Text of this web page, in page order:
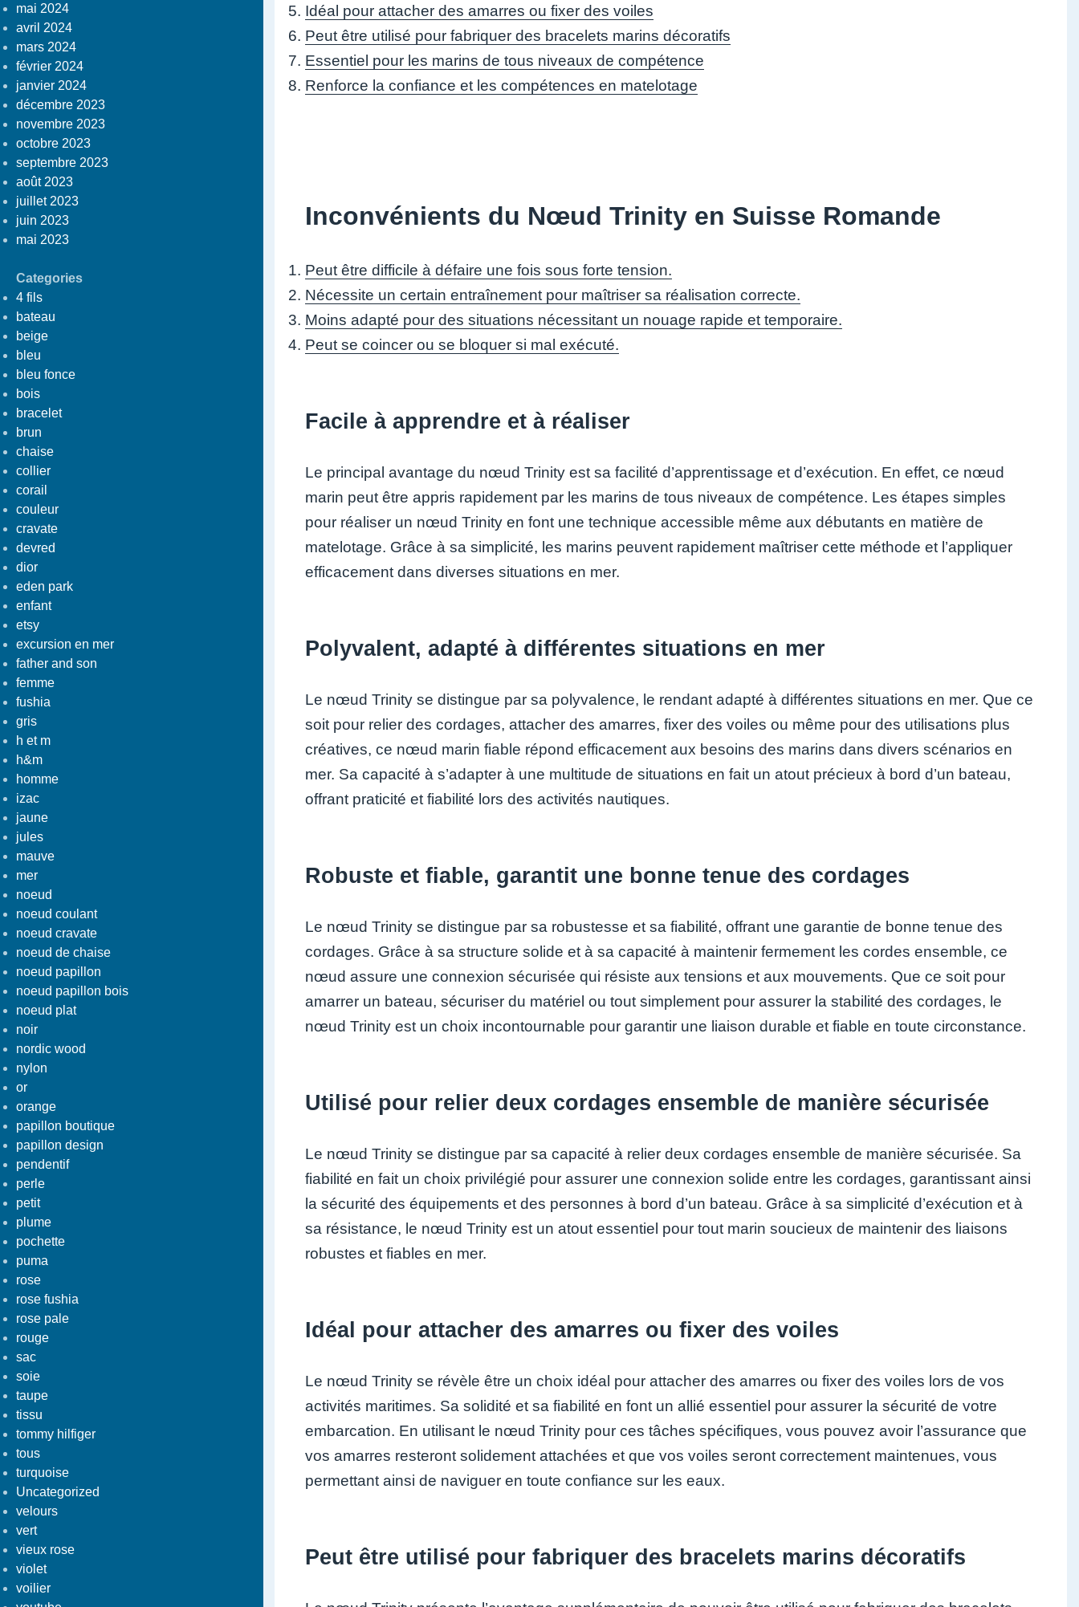
mai 2024
avril 2024
mars 2024
février 2024
janvier 2024
décembre 2023
novembre 2023
octobre 2023
septembre 2023
août 2023
juillet 2023
juin 2023
mai 2023
Categories
4 fils
bateau
beige
bleu
bleu fonce
bois
bracelet
brun
chaise
collier
corail
couleur
cravate
devred
dior
eden park
enfant
etsy
excursion en mer
father and son
femme
fushia
gris
h et m
h&m
homme
izac
jaune
jules
mauve
mer
noeud
noeud coulant
noeud cravate
noeud de chaise
noeud papillon
noeud papillon bois
noeud plat
noir
nordic wood
nylon
or
orange
papillon boutique
papillon design
pendentif
perle
petit
plume
pochette
puma
rose
rose fushia
rose pale
rouge
sac
soie
taupe
tissu
tommy hilfiger
tous
turquoise
Uncategorized
velours
vert
vieux rose
violet
voilier
Idéal pour attacher des amarres ou fixer des voiles
Peut être utilisé pour fabriquer des bracelets marins décoratifs
Essentiel pour les marins de tous niveaux de compétence
Renforce la confiance et les compétences en matelotage
Inconvénients du Nœud Trinity en Suisse Romande
Peut être difficile à défaire une fois sous forte tension.
Nécessite un certain entraînement pour maîtriser sa réalisation correcte.
Moins adapté pour des situations nécessitant un nouage rapide et temporaire.
Peut se coincer ou se bloquer si mal exécuté.
Facile à apprendre et à réaliser
Le principal avantage du nœud Trinity est sa facilité d’apprentissage et d’exécution. En effet, ce nœud
marin peut être appris rapidement par les marins de tous niveaux de compétence. Les étapes simples
pour réaliser un nœud Trinity en font une technique accessible même aux débutants en matière de
matelotage. Grâce à sa simplicité, les marins peuvent rapidement maîtriser cette méthode et l’appliquer
efficacement dans diverses situations en mer.
Polyvalent, adapté à différentes situations en mer
Le nœud Trinity se distingue par sa polyvalence, le rendant adapté à différentes situations en mer. Que ce
soit pour relier des cordages, attacher des amarres, fixer des voiles ou même pour des utilisations plus
créatives, ce nœud marin fiable répond efficacement aux besoins des marins dans divers scénarios en
mer. Sa capacité à s’adapter à une multitude de situations en fait un atout précieux à bord d’un bateau,
offrant praticité et fiabilité lors des activités nautiques.
Robuste et fiable, garantit une bonne tenue des cordages
Le nœud Trinity se distingue par sa robustesse et sa fiabilité, offrant une garantie de bonne tenue des
cordages. Grâce à sa structure solide et à sa capacité à maintenir fermement les cordes ensemble, ce
nœud assure une connexion sécurisée qui résiste aux tensions et aux mouvements. Que ce soit pour
amarrer un bateau, sécuriser du matériel ou tout simplement pour assurer la stabilité des cordages, le
nœud Trinity est un choix incontournable pour garantir une liaison durable et fiable en toute circonstance.
Utilisé pour relier deux cordages ensemble de manière sécurisée
Le nœud Trinity se distingue par sa capacité à relier deux cordages ensemble de manière sécurisée. Sa
fiabilité en fait un choix privilégié pour assurer une connexion solide entre les cordages, garantissant ainsi
la sécurité des équipements et des personnes à bord d’un bateau. Grâce à sa simplicité d’exécution et à
sa résistance, le nœud Trinity est un atout essentiel pour tout marin soucieux de maintenir des liaisons
robustes et fiables en mer.
Idéal pour attacher des amarres ou fixer des voiles
Le nœud Trinity se révèle être un choix idéal pour attacher des amarres ou fixer des voiles lors de vos
activités maritimes. Sa solidité et sa fiabilité en font un allié essentiel pour assurer la sécurité de votre
embarcation. En utilisant le nœud Trinity pour ces tâches spécifiques, vous pouvez avoir l’assurance que
vos amarres resteront solidement attachées et que vos voiles seront correctement maintenues, vous
permettant ainsi de naviguer en toute confiance sur les eaux.
Peut être utilisé pour fabriquer des bracelets marins décoratifs